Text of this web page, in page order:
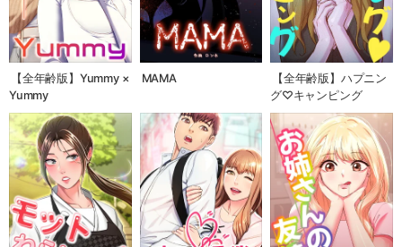
【全年齢版】Yummy ×
Yummy
MAMA
【全年齢版】ハプニン
グ♡キャンピング